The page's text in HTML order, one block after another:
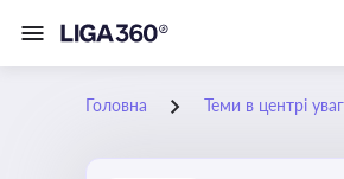
Головна Теми в центрі